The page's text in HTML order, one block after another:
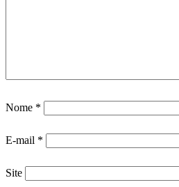
Nome *
E-mail *
Site